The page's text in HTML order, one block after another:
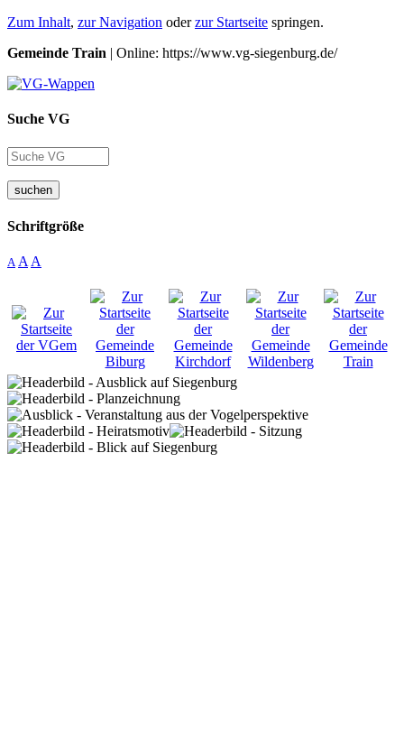
Zum Inhalt, zur Navigation oderzur Startseite springen.
Gemeinde Train | Online: https://www.vg-siegenburg.de/
Suche VG
suchen
Schriftgröße
A A A